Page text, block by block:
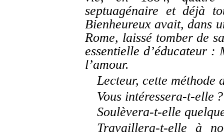
septuagénaire et déjà
Bienheureux avait, dans
Rome, laissé tomber de
essentielle d’éducateur
l’amour.
Lecteur, cette méthode
Vous intéressera-t-elle
Soulèvera-t-elle
Travaillera-t-elle à